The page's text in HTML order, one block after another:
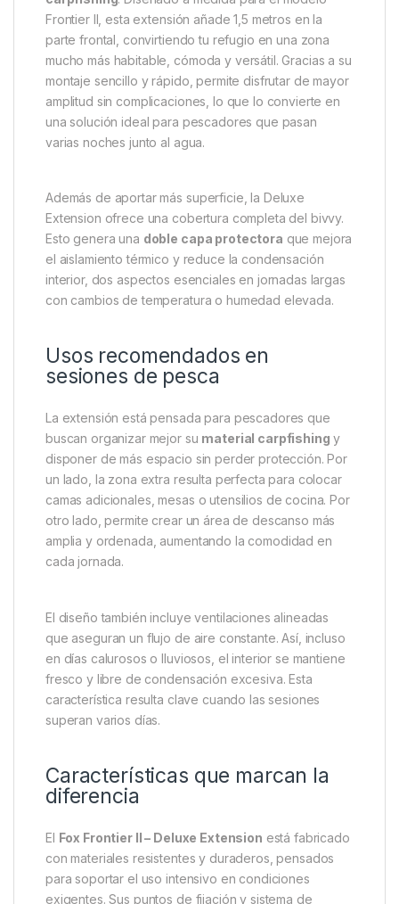
Fox Frontier II – Deluxe
Extension: Más espacio y
comodidad para tus sesiones de
carpfishing
Fox Frontier II – Deluxe Extension
de un espacio extra durante tus sesiones de
carpfishing. Diseñado a medida para el modelo
Frontier II, esta extensión añade 1,5 metros en la
parte frontal, convirtiendo tu refugio en una zona
mucho más habitable, cómoda y versátil. Gracias a su
montaje sencillo y rápido, permite disfrutar de mayor
varias noches junto al agua.
Además de aportar más superficie, la Deluxe
Extension ofrece una cobertura completa del bivvy.
Esto genera una doble capa protectoraque mejora
el aislamiento térmico y reduce la condensación
interior, dos aspectos esenciales en jornadas largas
con cambios de temperatura o humedad elevada.
Usos recomendados en
La extensión está pensada para pescadores que
buscan organizar mejor sumaterial carpfishingy
disponer de más espacio sin perder protección. Por
un lado, la zona extra resulta perfecta para colocar
camas adicionales, mesas o utensilios de cocina. Por
cada jornada.
El diseño también incluye ventilaciones alineadas
que aseguran un flujo de aire constante. Así, incluso
en días calurosos o lluviosos, el interior se mantiene
fresco y libre de condensación excesiva. Esta